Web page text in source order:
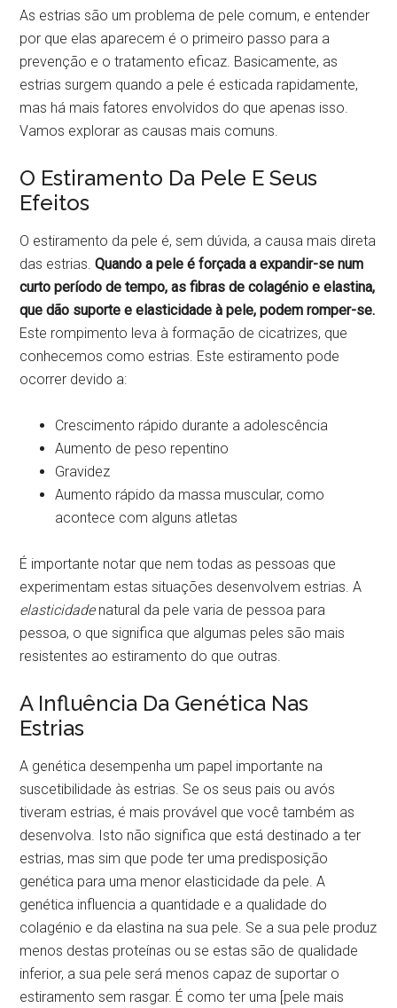
As estrias são um problema de pele comum, e entender
por que elas aparecem é o primeiro passo para a
prevenção e o tratamento eficaz. Basicamente, as
estrias surgem quando a pele é esticada rapidamente,
mas há mais fatores envolvidos do que apenas isso.
Vamos explorar as causas mais comuns.
O Estiramento Da Pele E Seus
Efeitos
O estiramento da pele é, sem dúvida, a causa mais direta
das estrias.Quando a pele é forçada a expandir-se num
curto período de tempo, as fibras de colagénio e elastina,
que dão suporte e elasticidade à pele, podem romper-se.
Este rompimento leva à formação de cicatrizes, que
conhecemos como estrias. Este estiramento pode
ocorrer devido a:
Crescimento rápido durante a adolescência
Aumento de peso repentino
Gravidez
Aumento rápido da massa muscular, como
acontece com alguns atletas
É importante notar que nem todas as pessoas que
experimentam estas situações desenvolvem estrias. A
elasticidadenatural da pele varia de pessoa para
pessoa, o que significa que algumas peles são mais
resistentes ao estiramento do que outras.
A Influência Da Genética Nas
Estrias
A genética desempenha um papel importante na
suscetibilidade às estrias. Se os seus pais ou avós
tiveram estrias, é mais provável que você também as
desenvolva. Isto não significa que está destinado a ter
estrias, mas sim que pode ter uma predisposição
genética para uma menor elasticidade da pele. A
genética influencia a quantidade e a qualidade do
colagénio e da elastina na sua pele. Se a sua pele produz
menos destas proteínas ou se estas são de qualidade
inferior, a sua pele será menos capaz de suportar o
estiramento sem rasgar. É como ter uma [pele mais